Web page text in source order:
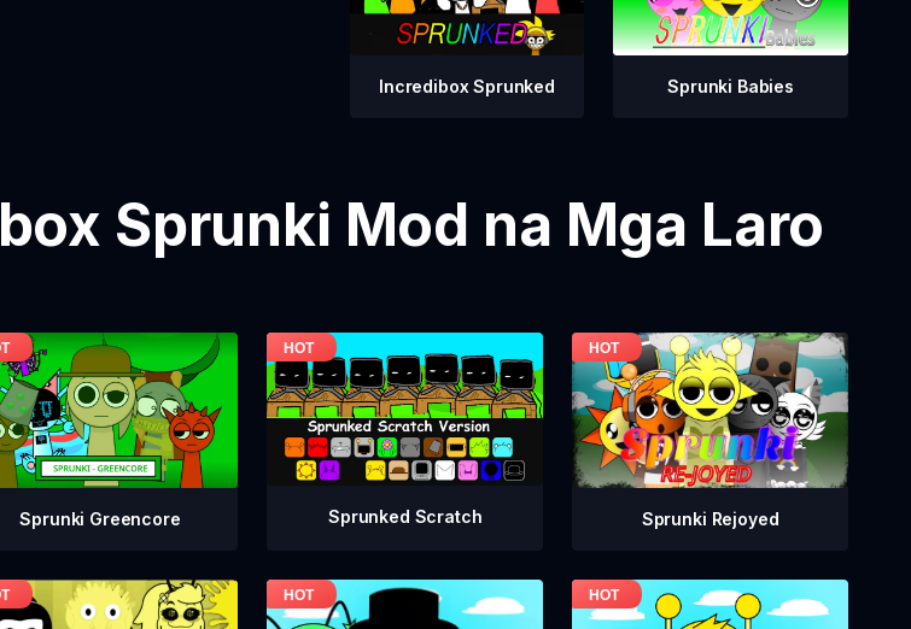
Incredibox Sprunked Sprunki Babies
Sprunki Mod na Mga Laro
Sprunki Greencore Sprunked Scratch Sprunki Rejoyed